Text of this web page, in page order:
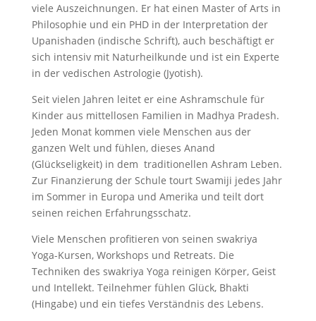
viele Auszeichnungen. Erhat einen Master of Arts in
Philosophie und ein PHD in der Interpretation der
Upanishaden (indische Schrift), auch beschäftigt er
sich intensiv mit Naturheilkunde und ist ein Experte
in der vedischen Astrologie (Jyotish).
Seit vielen Jahren leitet er eine Ashramschule für
Kinder aus mittellosen Familien in Madhya Pradesh.
Jeden Monat kommen viele Menschen aus der
ganzen Welt und fühlen, dieses Anand
(Glückseligkeit) in dem traditionellen Ashram Leben.
Zur Finanzierung der Schule tourt Swamiji jedes Jahr
im Sommer in Europa und Amerika und teilt dort
seinen reichen Erfahrungsschatz.
Viele Menschen profitieren von seinen swakriya
Yoga-Kursen, Workshops und Retreats. Die
Techniken des swakriya Yoga reinigen Körper, Geist
und Intellekt. Teilnehmerfühlen Glück, Bhakti
(Hingabe) und ein tiefes Verständnis des Lebens.